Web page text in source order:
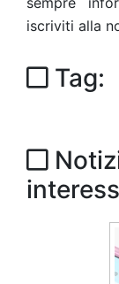
iscriviti alla
Tag: